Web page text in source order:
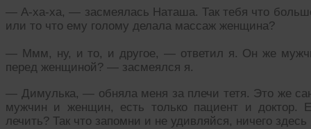
— А-ха-ха, — засмеялась Наташа. Так тебя что
или то что ему голому делала массаж женщина?
— Ммм, ну, и то, и другое, — ответил я. Он же
перед женщиной? — засмеялся я.
— Димулька, — обняла меня за плечи тетя. Это же
мужчин и женщин, есть только пациент и доктор.
лечить? Так что запомни и не удивляйся, ничего